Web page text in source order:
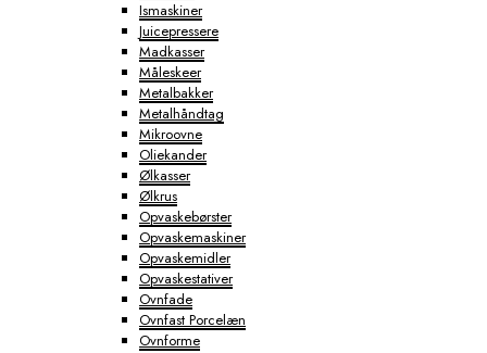
Ismaskiner
Juicepressere
Madkasser
Måleskeer
Metalbakker
Metalhåndtag
Mikroovne
Oliekander
Ølkasser
Ølkrus
Opvaskebørster
Opvaskemaskiner
Opvaskemidler
Opvaskestativer
Ovnfade
Ovnfast Porcelæn
Ovnforme